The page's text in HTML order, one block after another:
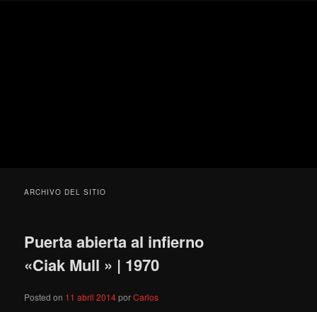
ARCHIVO DEL SITIO
Puerta abierta al infierno
«Ciak Mull » | 1970
Posted on 11 abril 2014porCarlos